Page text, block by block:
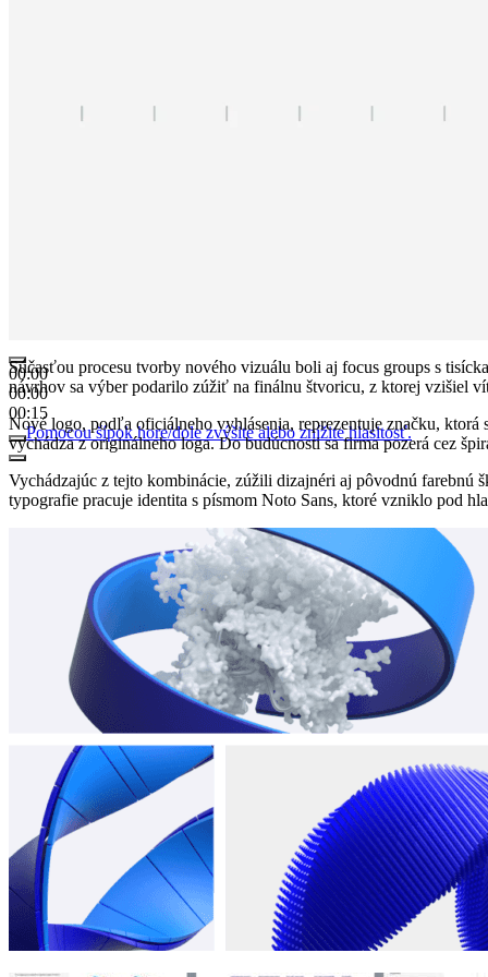
00:00
00:00
00:15
Pomocou šípok hore/dole zvýšite alebo znížite hlasitosť.
Súčasťou procesu tvorby nového vizuálu boli aj focus groups s
návrhov sa výber podarilo zúžiť na finálnu štvoricu, z ktorej vzišiel
Nové logo, podľa oficiálneho vyhlásenia, reprezentuje značku,
vychádza z originálneho loga. Do budúcnosti sa firma pozerá cez
Vychádzajúc z tejto kombinácie, zúžili dizajnéri aj pôvodnú farebnú
typografie pracuje identita s písmom Noto Sans, ktoré vzniklo pod